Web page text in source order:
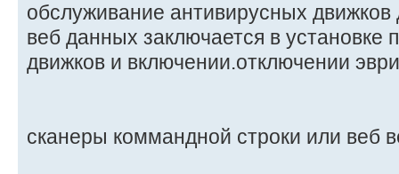
обслуживание антивирусных движков
веб данных заключается в установке
движков и включении.отключении
сканеры коммандной строки или веб